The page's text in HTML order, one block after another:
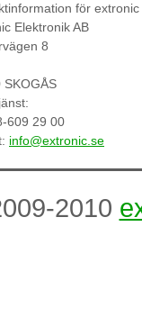
för extronic
Elektronik AB
8
SKOGÅS
609 29 00
info@extronic.se
2010